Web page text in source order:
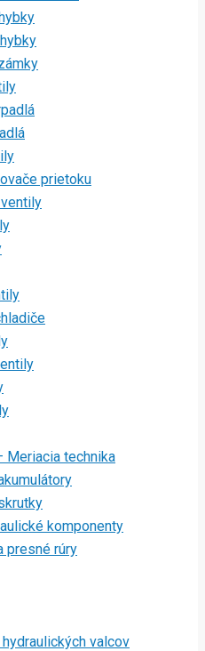
prietoku
Meriacia technika
komponenty
presné rúry
valcov